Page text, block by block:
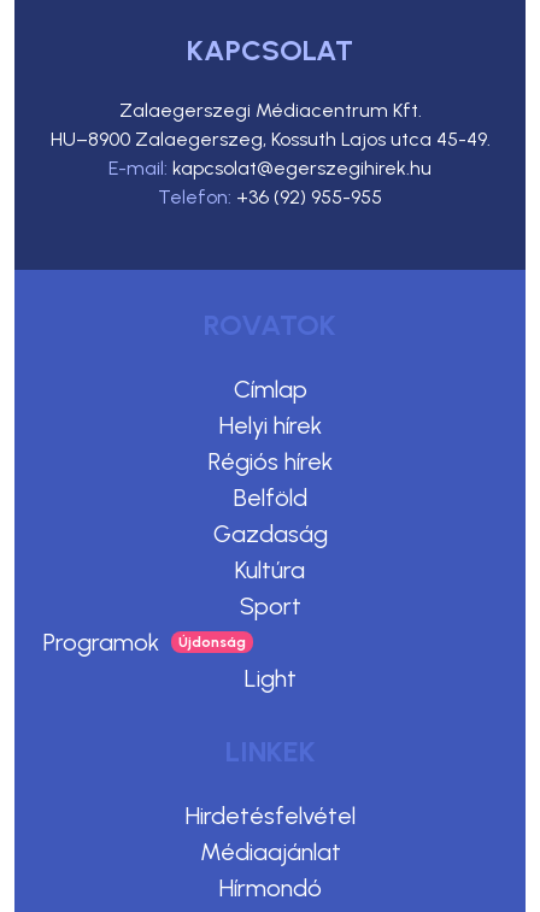
KAPCSOLAT
Zalaegerszegi Médiacentrum Kft.
HU–8900 Zalaegerszeg, Kossuth Lajos utca 45-49.
E-mail: kapcsolat@egerszegihirek.hu
Telefon: +36 (92) 955-955
ROVATOK
Címlap
Helyi hírek
Régiós hírek
Belföld
Gazdaság
Kultúra
Sport
Programok
Light
LINKEK
Hirdetésfelvétel
Médiaajánlat
Hírmondó